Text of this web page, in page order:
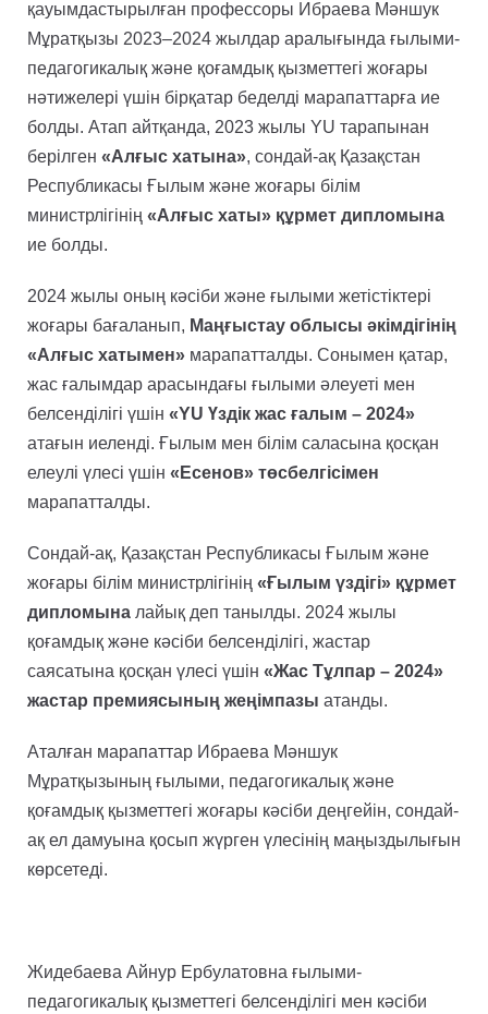
қауымдастырылған профессоры Ибраева Мәншук
Мұратқызы 2023–2024 жылдар аралығында ғылыми-
педагогикалық және қоғамдық қызметтегі жоғары
нәтижелері үшін бірқатар беделді марапаттарға ие
болды. Атап айтқанда, 2023 жылы YU тарапынан
берілген «Алғыс хатына», сондай-ақ Қазақстан
Республикасы Ғылым және жоғары білім
министрлігінің «Алғыс хаты» құрмет дипломына
ие болды.
2024 жылы оның кәсіби және ғылыми жетістіктері
жоғары бағаланып, Маңғыстау облысы әкімдігінің
«Алғыс хатымен» марапатталды. Сонымен қатар,
жас ғалымдар арасындағы ғылыми әлеуеті мен
белсенділігі үшін «YU Үздік жас ғалым – 2024»
атағын иеленді. Ғылым мен білім саласына қосқан
елеулі үлесі үшін «Есенов» төсбелгісімен
марапатталды.
Сондай-ақ, Қазақстан Республикасы Ғылым және
жоғары білім министрлігінің «Ғылым үздігі» құрмет
дипломына лайық деп танылды. 2024 жылы
қоғамдық және кәсіби белсенділігі, жастар
саясатына қосқан үлесі үшін «Жас Тұлпар – 2024»
жастар премиясының жеңімпазы атанды.
Аталған марапаттар Ибраева Мәншук
Мұратқызының ғылыми, педагогикалық және
қоғамдық қызметтегі жоғары кәсіби деңгейін, сондай-
ақ ел дамуына қосып жүрген үлесінің маңыздылығын
көрсетеді.
Жидебаева Айнур Ербулатовна ғылыми-
педагогикалық қызметтегі белсенділігі мен кәсіби